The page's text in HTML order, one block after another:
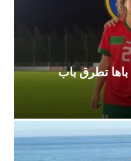
باها تطرق باب